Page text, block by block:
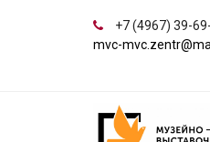
+7 (4967) 39-
mvc-